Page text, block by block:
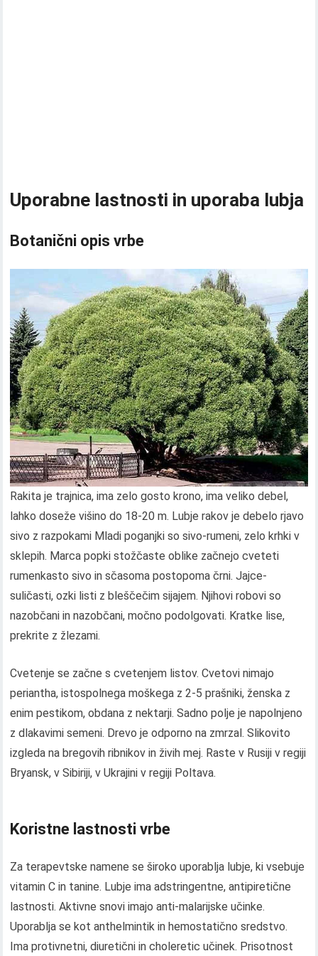
Uporabne lastnosti in uporaba lubja
Botanični opis vrbe
Rakita je trajnica, ima zelo gosto krono, ima veliko debel,
lahko doseže višino do 18-20 m. Lubje rakov je debelo rjavo
sivo z razpokami Mladi poganjki so sivo-rumeni, zelo krhki v
sklepih. Marca popki stožčaste oblike začnejo cveteti
rumenkasto sivo in sčasoma postopoma črni. Jajce-
suličasti, ozki listi z bleščečim sijajem. Njihovi robovi so
nazobčani in nazobčani, močno podolgovati. Kratke lise,
prekrite z žlezami.
Cvetenje se začne s cvetenjem listov. Cvetovi nimajo
periantha, istospolnega moškega z 2-5 prašniki, ženska z
enim pestikom, obdana z nektarji. Sadno polje je napolnjeno
z dlakavimi semeni. Drevo je odporno na zmrzal. Slikovito
izgleda na bregovih ribnikov in živih mej. Raste v Rusiji v regiji
Bryansk, v Sibiriji, v Ukrajini v regiji Poltava.
Koristne lastnosti vrbe
Za terapevtske namene se široko uporablja lubje, ki vsebuje
vitamin C in tanine. Lubje ima adstringentne, antipiretične
lastnosti. Aktivne snovi imajo anti-malarijske učinke.
Uporablja se kot anthelmintik in hemostatično sredstvo.
Ima protivnetni, diuretični in choleretic učinek. Prisotnost